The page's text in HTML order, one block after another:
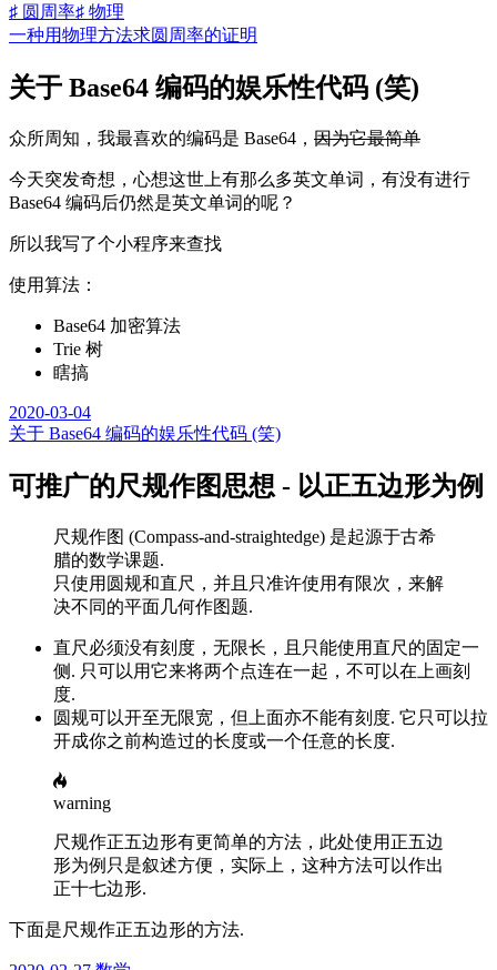
♯ 圆周率♯ 物理
一种用物理方法求圆周率的证明
关于 Base64 编码的娱乐性代码 (笑)
众所周知，我最喜欢的编码是 Base64， 因为它最简单
今天突发奇想，心想这世上有那么多英文单词，有没有进行
Base64 编码后仍然是英文单词的呢？
所以我写了个小程序来查找
使用算法：
Base64 加密算法
Trie 树
瞎搞
2020-03-04
关于 Base64 编码的娱乐性代码 (笑)
可推广的尺规作图思想 - 以正五边形为例
尺规作图 (Compass-and-straightedge) 是起源于古希
腊的数学课题.
只使用圆规和直尺，并且只准许使用有限次，来解
决不同的平面几何作图题.
直尺必须没有刻度，无限长，且只能使用直尺的固定一
侧. 只可以用它来将两个点连在一起，不可以在上画刻
度.
圆规可以开至无限宽，但上面亦不能有刻度. 它只可以拉
开成你之前构造过的长度或一个任意的长度.
warning
尺规作正五边形有更简单的方法，此处使用正五边
形为例只是叙述方便，实际上，这种方法可以作出
正十七边形.
下面是尺规作正五边形的方法.